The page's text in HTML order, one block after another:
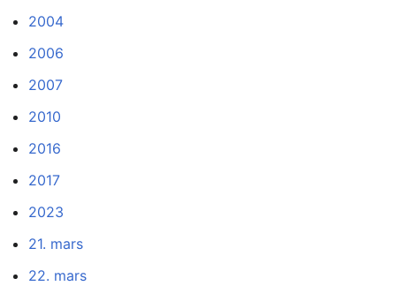
2004
2006
2007
2010
2016
2017
2023
21. mars
22. mars